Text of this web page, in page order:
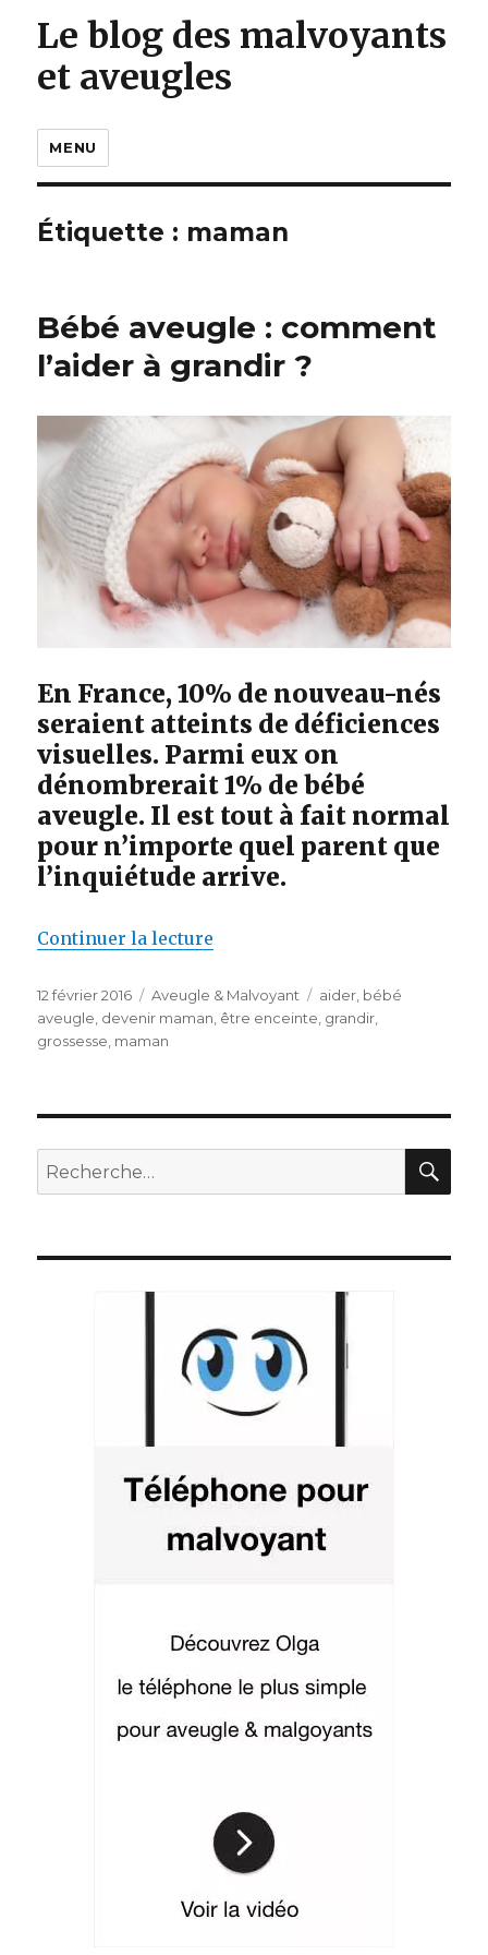
Le blog des malvoyants
et aveugles
MENU
Étiquette : maman
Bébé aveugle : comment
l’aider à grandir ?
En France, 10% de nouveau-nés
seraient atteints de déficiences
visuelles. Parmi eux on
dénombrerait 1% de bébé
aveugle. Il est tout à fait normal
pour n’importe quel parent que
l’inquiétude arrive.
Continuer la lecture
Publié
le
12 février 2016 Catégories
Aveugle & Malvoyant Étiquettes
aider, bébé
aveugle, devenir maman, être enceinte, grandir,
grossesse, maman
Recherche
pour